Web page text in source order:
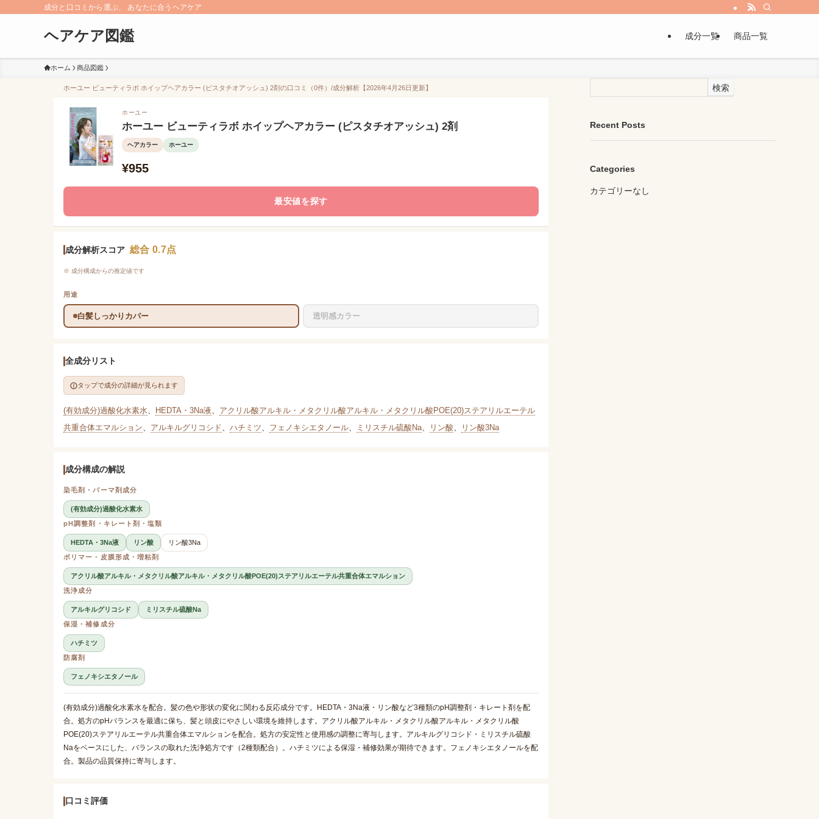
成分と口コミから選ぶ、 あなたに合うヘアケア
ヘアケア図鑑 成分一覧 商品一覧
ホーム 商品図鑑
ホーユー ビューティラボ ホイップヘアカラー (ピスタチオアッシュ) 2剤の口コミ（0件）/成分解析【2026年4月26日更新】
ホーユー
ホーユー ビューティラボ ホイップヘアカラー (ピスタチオアッシュ) 2剤
ヘアカラー ホーユー
¥955
最安値を探す
成分解析スコア 総合 0.7点
※ 成分構成からの推定値です
用途
白髪しっかりカバー 透明感カラー
全成分リスト
タップで成分の詳細が見られます
(有効成分)過酸化水素水、 HEDTA・3Na液、 アクリル酸アルキル・メタクリル酸アルキル・メタクリル酸POE(20)ステアリルエーテル
共重合体エマルション、 アルキルグリコシド、 ハチミツ、 フェノキシエタノール、 ミリスチル硫酸Na、 リン酸、 リン酸3Na
成分構成の解説
染毛剤・パーマ剤成分
(有効成分)過酸化水素水
pH調整剤・キレート剤・塩類
HEDTA・3Na液 リン酸
リン酸3Na
ポリマー・皮膜形成・増粘剤
アクリル酸アルキル・メタクリル酸アルキル・メタクリル酸POE(20)ステアリルエーテル共重合体エマルション
洗浄成分
アルキルグリコシド
ミリスチル硫酸Na
保湿・補修成分
ハチミツ
防腐剤
フェノキシエタノール
(有効成分)過酸化水素水を配合。髪の色や形状の変化に関わる反応成分です。HEDTA・3Na液・リン酸など3種類のpH調整剤・キレート剤を配
合。処方のpHバランスを最適に保ち、髪と頭皮にやさしい環境を維持します。アクリル酸アルキル・メタクリル酸アルキル・メタクリル酸
POE(20)ステアリルエーテル共重合体エマルションを配合。処方の安定性と使用感の調整に寄与します。アルキルグリコシド・ミリスチル硫酸
Naをベースにした、バランスの取れた洗浄処方です（2種類配合）。ハチミツによる保湿・補修効果が期待できます。フェノキシエタノールを配
合。製品の品質保持に寄与します。
口コミ評価
検索
Recent Posts
Categories
カテゴリーなし